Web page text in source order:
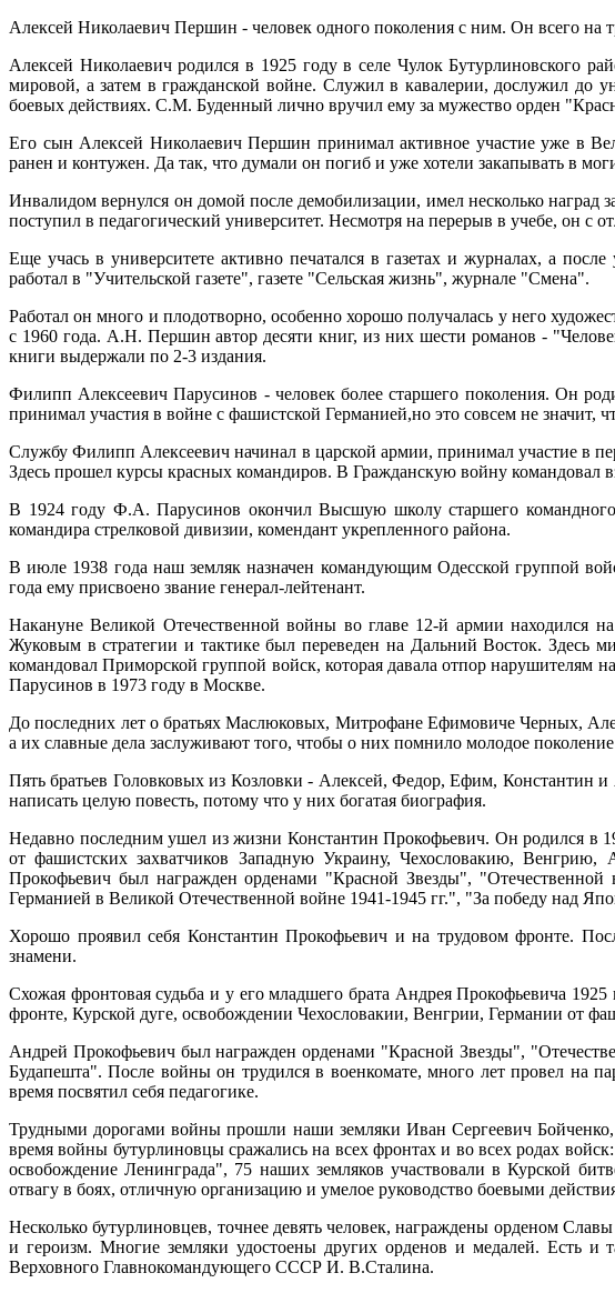
Алексей Николаевич Першин - человек одного поколения с ним. Он всего
Алексей Николаевич родился в 1925 году в селе Чулок Бутурлиновского
мировой, а затем в гражданской войне. Служил в кавалерии, дослужил до
боевых действиях. С.М. Буденный лично вручил ему за мужество орден
Его сын Алексей Николаевич Першин принимал активное участие уже в
ранен и контужен. Да так, что думали он погиб и уже хотели закапывать в
Инвалидом вернулся он домой после демобилизации, имел несколько наград
поступил в педагогический университет. Несмотря на перерыв в учебе, он
Еще учась в университете активно печатался в газетах и журналах, а
работал в "Учительской газете", газете "Сельская жизнь", журнале "Смена".
Работал он много и плодотворно, особенно хорошо получалась у него
с 1960 года. А.Н. Першин автор десяти книг, из них шести романов -
книги выдержали по 2-3 издания.
Филипп Алексеевич Парусинов - человек более старшего поколения. Он
принимал участия в войне с фашистской Германией,но это совсем не значит,
Службу Филипп Алексеевич начинал в царской армии, принимал участие в
Здесь прошел курсы красных командиров. В Гражданскую войну командовал
В 1924 году Ф.А. Парусинов окончил Высшую школу старшего
командира стрелковой дивизии, комендант укрепленного района.
В июле 1938 года наш земляк назначен командующим Одесской группой
года ему присвоено звание генерал-лейтенант.
Накануне Великой Отечественной войны во главе 12-й армии находился
Жуковым в стратегии и тактике был переведен на Дальний Восток. Здесь
командовал Приморской группой войск, которая давала отпор
Парусинов в 1973 году в Москве.
До последних лет о братьях Маслюковых, Митрофане Ефимовиче Черных,
а их славные дела заслуживают того, чтобы о них помнило молодое поколение
Пять братьев Головковых из Козловки - Алексей, Федор, Ефим,
написать целую повесть, потому что у них богатая биография.
Недавно последним ушел из жизни Константин Прокофьевич. Он родился в
от фашистских захватчиков Западную Украину, Чехословакию,
Прокофьевич был награжден орденами "Красной Звезды",
Германией в Великой Отечественной войне 1941-1945 гг.", "За победу над
Хорошо проявил себя Константин Прокофьевич и на трудовом фронте.
знамени.
Схожая фронтовая судьба и у его младшего брата Андрея Прокофьевича
фронте, Курской дуге, освобождении Чехословакии, Венгрии, Германии от
Андрей Прокофьевич был награжден орденами "Красной Звезды",
Будапешта". После войны он трудился в военкомате, много лет провел на
время посвятил себя педагогике.
Трудными дорогами войны прошли наши земляки Иван Сергеевич
время войны бутурлиновцы сражались на всех фронтах и во всех родах
освобождение Ленинграда", 75 наших земляков участвовали в Курской
отвагу в боях, отличную организацию и умелое руководство боевыми
Несколько бутурлиновцев, точнее девять человек, награждены орденом
и героизм. Многие земляки удостоены других орденов и медалей. Есть и
Верховного Главнокомандующего СССР И. В.Сталина.